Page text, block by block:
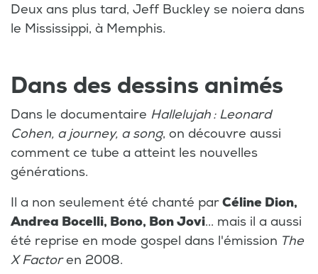
Deux ans plus tard, Jeff Buckley se noiera dans
le Mississippi, à Memphis.
Dans des dessins animés
Dans le documentaire Hallelujah : Leonard
Cohen, a journey, a song, on découvre aussi
comment ce tube a atteint les nouvelles
générations.
Il a non seulement été chanté parCéline Dion,
Andrea Bocelli, Bono, Bon Jovi... mais il a aussi
été reprise en mode gospel dans l'émission The
X Factoren 2008.